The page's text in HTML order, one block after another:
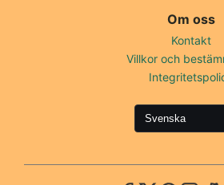
Om oss
Kontakt
Villkor och